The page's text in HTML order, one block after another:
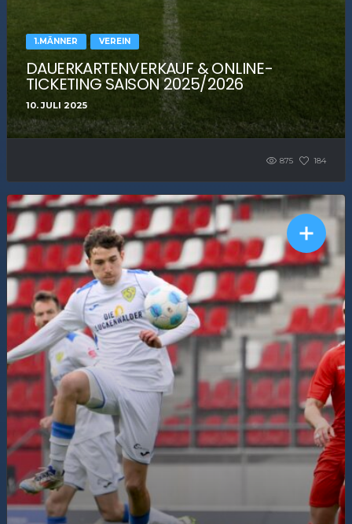
1.MÄNNER VEREIN
DAUERKARTENVERKAUF & ONLINE-
TICKETING SAISON 2025/2026
10. JULI 2025
875 184